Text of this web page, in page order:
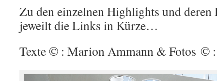
Zu den einzelnen Highlights und deren
jeweilt die Links in Kürze…
Texte © : Marion Ammann & Fotos ©